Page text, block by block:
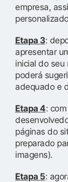
empresa,
Etapa 3:
apresentar
inicial do seu
poderá
adequado e
Etapa 4:
páginas do
preparado
imagens).
Etapa 5: